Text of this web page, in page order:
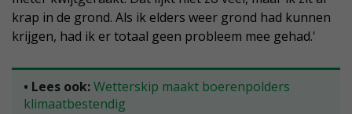
krap in de grond. Als ik elders weer grond had kunnen
krijgen, had ik er totaal geen probleem mee gehad.'
• Lees ook:Wetterskip maakt boerenpolders
klimaatbestendig